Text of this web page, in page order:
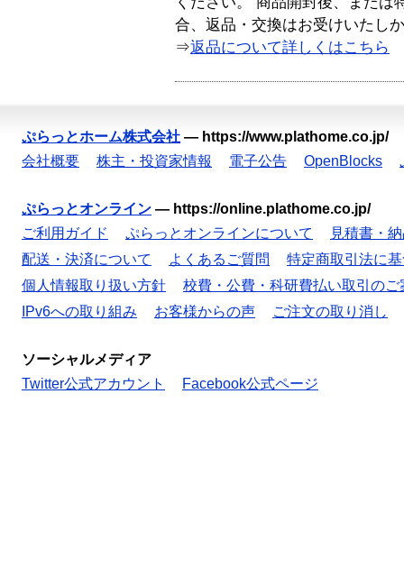
合、返品・交換はお受けいたし
⇒返品について詳しくはこちら
ぷらっとホーム株式会社 — https://www.plathome.co.jp/
会社概要
株主・投資家情報 電子公告 OpenBlocks
ぷらっとオンライン — https://online.plathome.co.jp/
ご利用ガイド
ぷらっとオンラインについて
見積書・
配送・決済について
よくあるご質問
特定商取引法に
個人情報取り扱い方針
校費・公費・科研費払い取引のご
IPv6への取り組み
お客様からの声 ご注文の取り消し
ソーシャルメディア
Twitter公式アカウント
Facebook公式ページ